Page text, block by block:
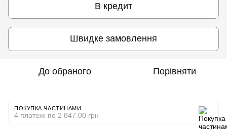
В кредит
Швидке замовлення
До обраного Порівняти
ПОКУПКА ЧАСТИНАМИ
4 платежі по 2 847.00 грн